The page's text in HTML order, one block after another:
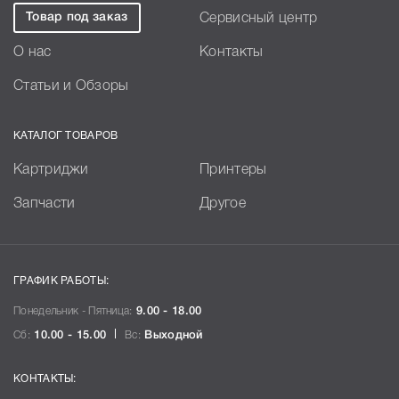
Товар под заказ Сервисный центр
О нас Контакты
Статьи и Обзоры
КАТАЛОГ ТОВАРОВ
Картриджи Принтеры
Запчасти Другое
ГРАФИК РАБОТЫ:
Понедельник - Пятница: 9.00 - 18.00
Сб: 10.00 - 15.00 Вс: Выходной
КОНТАКТЫ: